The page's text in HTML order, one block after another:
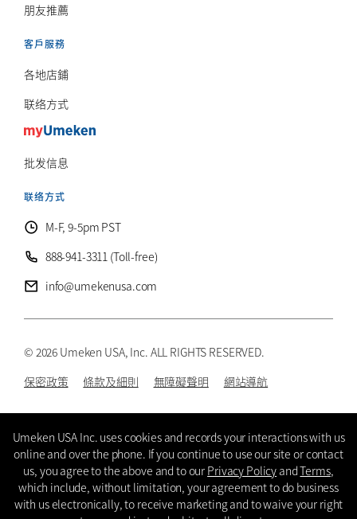
朋友推薦
客戶服務
各地店鋪
联络方式
批发信息
联络方式
M-F, 9-5pm PST
888-941-3311 (Toll-free)
info@umekenusa.com
© 2026 Umeken USA, Inc. ALL RIGHTS RESERVED.
保密政策
條款及細則 無障礙聲明 網站導航
Umeken USA Inc. uses cookies and records your interactions with us
online and over the phone. If you continue to use our site or contact
us, you agree to the above and to our Privacy Policy andTerms,
which include, without limitation, your agreement to do business
with us electronically, to receive marketing and to waive your right